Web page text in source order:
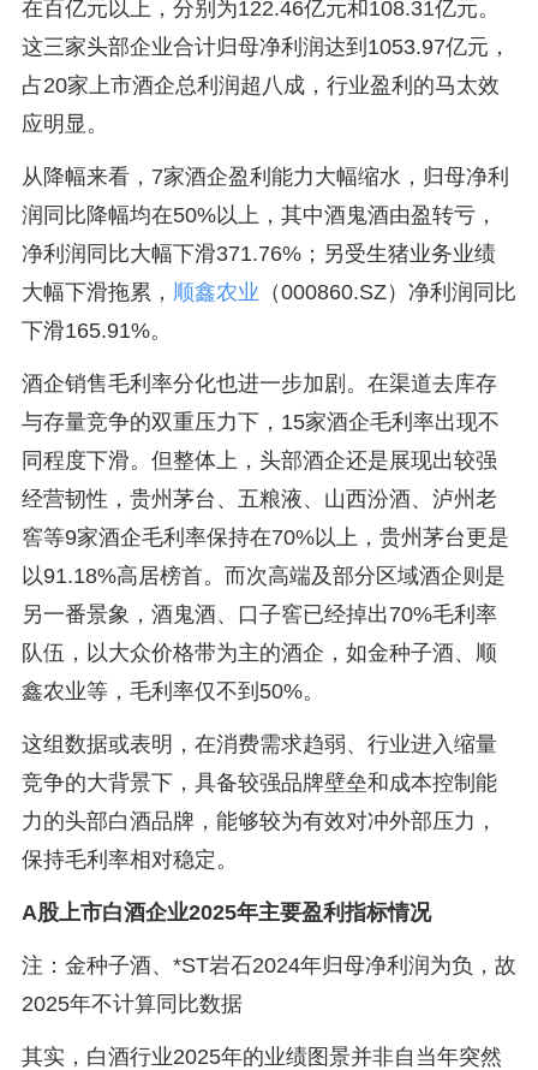
在百亿元以上，分别为122.46亿元和108.31亿元。
这三家头部企业合计归母净利润达到1053.97亿元，
占20家上市酒企总利润超八成，行业盈利的马太效
应明显。
从降幅来看，7家酒企盈利能力大幅缩水，归母净利
润同比降幅均在50%以上，其中酒鬼酒由盈转亏，
净利润同比大幅下滑371.76%；另受生猪业务业绩
大幅下滑拖累， 顺鑫农业 （000860.SZ）净利润同比
下滑165.91%。
酒企销售毛利率分化也进一步加剧。在渠道去库存
与存量竞争的双重压力下，15家酒企毛利率出现不
同程度下滑。但整体上，头部酒企还是展现出较强
经营韧性，贵州茅台、五粮液、山西汾酒、泸州老
窖等9家酒企毛利率保持在70%以上，贵州茅台更是
以91.18%高居榜首。而次高端及部分区域酒企则是
另一番景象，酒鬼酒、口子窖已经掉出70%毛利率
队伍，以大众价格带为主的酒企，如金种子酒、顺
鑫农业等，毛利率仅不到50%。
这组数据或表明，在消费需求趋弱、行业进入缩量
竞争的大背景下，具备较强品牌壁垒和成本控制能
力的头部白酒品牌，能够较为有效对冲外部压力，
保持毛利率相对稳定。
A股上市白酒企业2025年主要盈利指标情况
注：金种子酒、*ST岩石2024年归母净利润为负，故
2025年不计算同比数据
其实，白酒行业2025年的业绩图景并非自当年突然